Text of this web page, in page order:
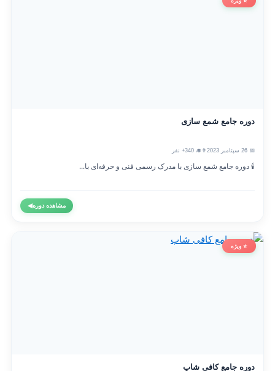
دوره جامع شمع سازی
👨‍🎓 340+ نفر
🕯️ دوره جامع شمع سازی با مدرک رسمی فنی و حرفه‌ای با...
مشاهده دوره◀
⭐ ویژه
دوره جامع کافی شاپ